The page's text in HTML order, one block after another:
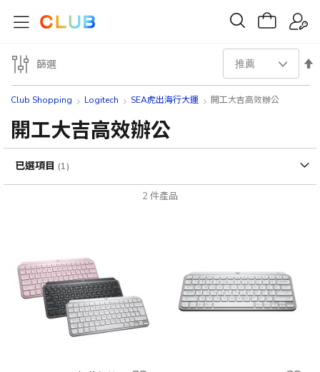
Club Shopping Logitech SEA虎出海行大運 開工大吉高效辦公
開工大吉高效辦公
2件產品
設
序
方
篩選
已選項目